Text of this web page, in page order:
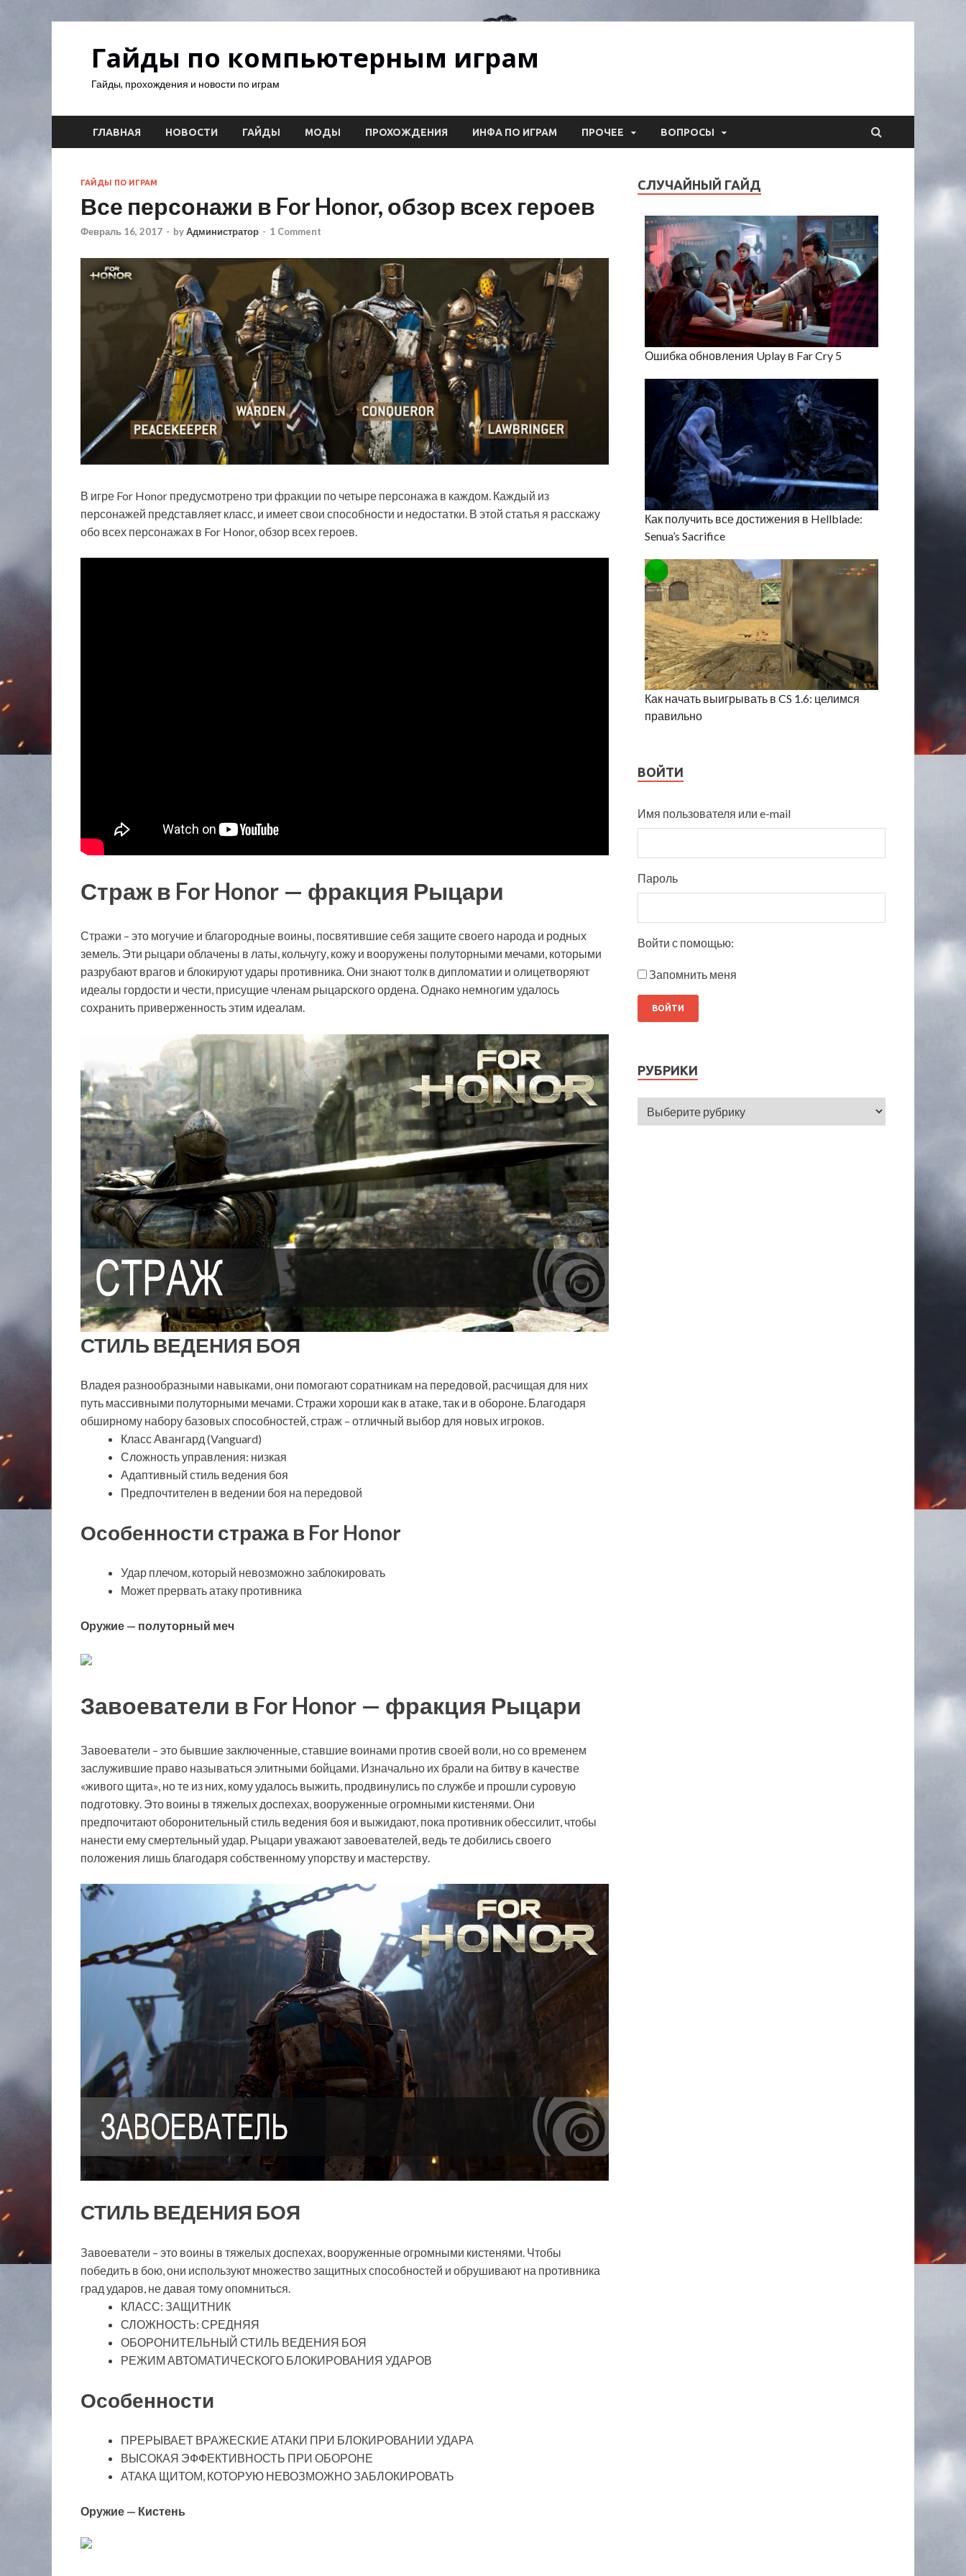
Гайды по компьютерным играм
Гайды, прохождения и новости по играм
ГЛАВНАЯ НОВОСТИ ГАЙДЫ МОДЫ ПРОХОЖДЕНИЯ ИНФА ПО ИГРАМ ПРОЧЕЕ ВОПРОСЫ
ГАЙДЫ ПО ИГРАМ
Все персонажи в For Honor, обзор всех героев
Февраль 16, 2017 - byАдминистратор - 1 Comment
В игре For Honor предусмотрено три фракции по четыре персонажа в каждом. Каждый из
персонажей представляет класс, и имеет свои способности и недостатки. В этой статья я расскажу
обо всех персонажах в For Honor, обзор всех героев.
Страж в For Honor — фракция Рыцари
Стражи – это могучие и благородные воины, посвятившие себя защите своего народа и родных
земель. Эти рыцари облачены в латы, кольчугу, кожу и вооружены полуторными мечами, которыми
разрубают врагов и блокируют удары противника. Они знают толк в дипломатии и олицетворяют
идеалы гордости и чести, присущие членам рыцарского ордена. Однако немногим удалось
сохранить приверженность этим идеалам.
СТИЛЬ ВЕДЕНИЯ БОЯ
Владея разнообразными навыками, они помогают соратникам на передовой, расчищая для них
путь массивными полуторными мечами. Стражи хороши как в атаке, так и в обороне. Благодаря
обширному набору базовых способностей, страж – отличный выбор для новых игроков.
Класс Авангард (Vanguard)
Сложность управления: низкая
Адаптивный стиль ведения боя
Предпочтителен в ведении боя на передовой
Особенности стража в For Honor
Удар плечом, который невозможно заблокировать
Может прервать атаку противника
Оружие — полуторный меч
Завоеватели в For Honor — фракция Рыцари
Завоеватели – это бывшие заключенные, ставшие воинами против своей воли, но со временем
заслужившие право называться элитными бойцами. Изначально их брали на битву в качестве
«живого щита», но те из них, кому удалось выжить, продвинулись по службе и прошли суровую
подготовку. Это воины в тяжелых доспехах, вооруженные огромными кистенями. Они
предпочитают оборонительный стиль ведения боя и выжидают, пока противник обессилит, чтобы
нанести ему смертельный удар. Рыцари уважают завоевателей, ведь те добились своего
положения лишь благодаря собственному упорству и мастерству.
СТИЛЬ ВЕДЕНИЯ БОЯ
Завоеватели – это воины в тяжелых доспехах, вооруженные огромными кистенями. Чтобы
победить в бою, они используют множество защитных способностей и обрушивают на противника
град ударов, не давая тому опомниться.
КЛАСС: ЗАЩИТНИК
СЛОЖНОСТЬ: СРЕДНЯЯ
ОБОРОНИТЕЛЬНЫЙ СТИЛЬ ВЕДЕНИЯ БОЯ
РЕЖИМ АВТОМАТИЧЕСКОГО БЛОКИРОВАНИЯ УДАРОВ
Особенности
ПРЕРЫВАЕТ ВРАЖЕСКИЕ АТАКИ ПРИ БЛОКИРОВАНИИ УДАРА
ВЫСОКАЯ ЭФФЕКТИВНОСТЬ ПРИ ОБОРОНЕ
АТАКА ЩИТОМ, КОТОРУЮ НЕВОЗМОЖНО ЗАБЛОКИРОВАТЬ
Оружие — Кистень
СЛУЧАЙНЫЙ ГАЙД
Ошибка обновления Uplay в Far Cry 5
Как получить все достижения в Hellblade:
Senua’s Sacrifice
Как начать выигрывать в CS 1.6: целимся
правильно
ВОЙТИ
Имя пользователя или e-mail
Пароль
Войти с помощью:
Запомнить меня
РУБРИКИ